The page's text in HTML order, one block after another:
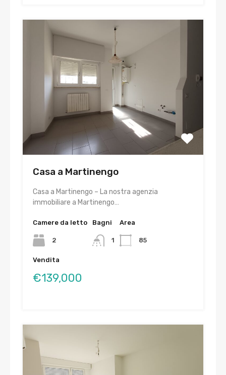
Casa a Martinengo
Casa a Martinengo – La nostra agenzia
immobiliare a Martinengo…
Camere da letto
2
Bagni
1
Area
85
Vendita
€139,000